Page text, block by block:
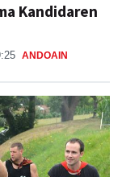
Kandidaren
ANDOAIN